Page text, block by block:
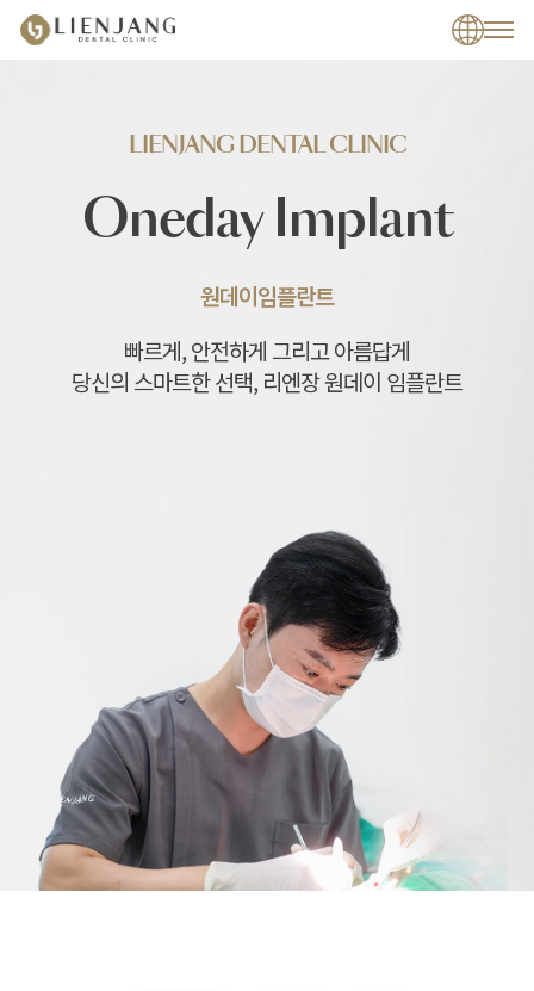
LIENJANG DENTAL CLINIC
Oneday Implant
원데이임플란트
빠르게, 안전하게 그리고 아름답게
당신의 스마트한 선택, 리엔장 원데이 임플란트